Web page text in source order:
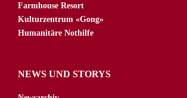
Farmhouse Resort
Kulturzentrum «Gong»
Humanitäre Nothilfe
NEWS UND STORYS